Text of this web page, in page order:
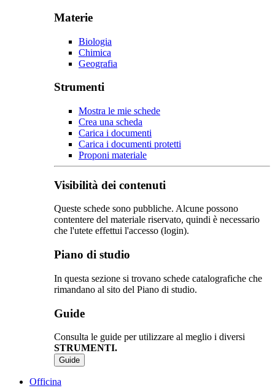
Materie
Biologia
Chimica
Geografia
Strumenti
Mostra le mie schede
Crea una scheda
Carica i documenti
Carica i documenti protetti
Proponi materiale
Visibilità dei contenuti
Queste schede sono pubbliche. Alcune possono
contentere del materiale riservato, quindi è necessario
che l'utete effettui l'accesso (login).
Piano di studio
In questa sezione si trovano schede catalografiche che
rimandano al sito del Piano di studio.
Guide
Consulta le guide per utilizzare al meglio i diversi
STRUMENTI.
Guide
Officina